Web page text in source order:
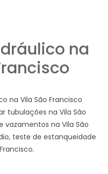
na
na Vila São Francisco
tubulações na Vila São
vazamentos na Vila São
teste de estanqueidade